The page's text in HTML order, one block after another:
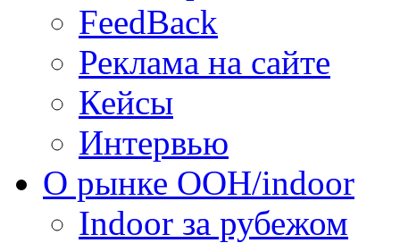
FeedBack
Реклама на сайте
Кейсы
Интервью
О рынке OOH/indoor
Indoor за рубежом